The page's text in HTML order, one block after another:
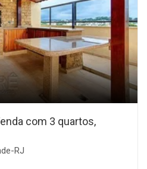
com 3 quartos,
RJ